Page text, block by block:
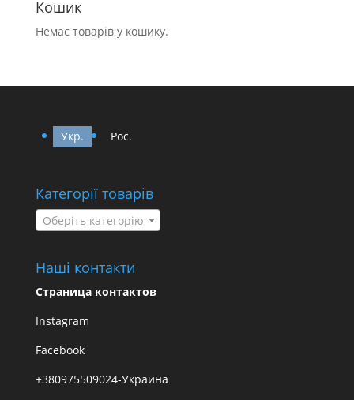
Кошик
Немає товарів у кошику.
Укр. Рос.
Категорії товарів
Оберіть категорію
Наші контакти
Страница контактов
Instagram
Facebook
+380975509024-Украина